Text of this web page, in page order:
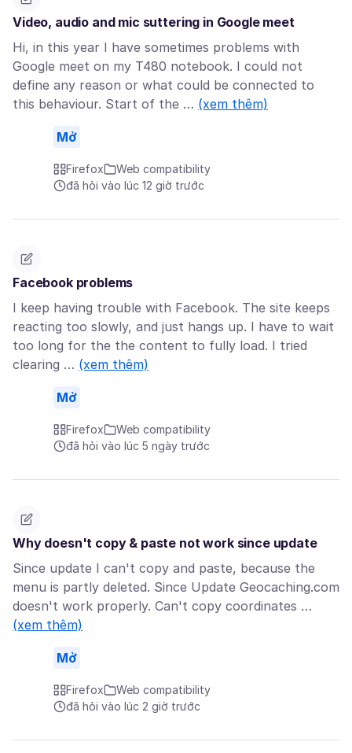
Video, audio and mic suttering in Google meet
Hi, in this year I have sometimes problems with
Google meet on my T480 notebook. I could not
define any reason or what could be connected to
this behaviour. Start of the … (xem thêm)
Mở
Firefox
Web compatibility
đã hỏi vào lúc 12 giờ trước
Facebook problems
I keep having trouble with Facebook. The site keeps
reacting too slowly, and just hangs up. I have to wait
too long for the the content to fully load. I tried
clearing … (xem thêm)
Mở
Firefox
Web compatibility
đã hỏi vào lúc 5 ngày trước
Why doesn't copy & paste not work since update
Since update I can't copy and paste, because the
menu is partly deleted. Since Update Geocaching.com
doesn't work properly. Can't copy coordinates …
(xem thêm)
Mở
Firefox
Web compatibility
đã hỏi vào lúc 2 giờ trước